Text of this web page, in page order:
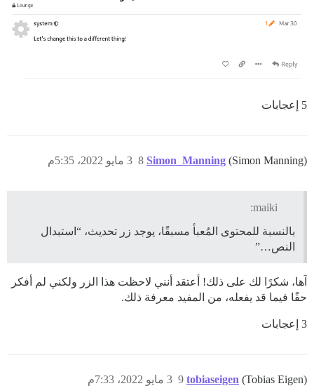
5 إعجابات
Simon_Manning (Simon Manning) 3 مايو 2022، 5:35م 8
maiki:
بالنسبة للمحتوى المُعبأ مسبقًا، يوجد زر تحديث، “استبدال
النص…”
آها، شكرًا لك على ذلك! أعتقد أنني لاحظت هذا الزر ولكني لم أفكر
حقًا فيما قد يفعله، من المفيد معرفة ذلك.
3 إعجابات
tobiaseigen (Tobias Eigen) 3 مايو 2022، 7:33م 9